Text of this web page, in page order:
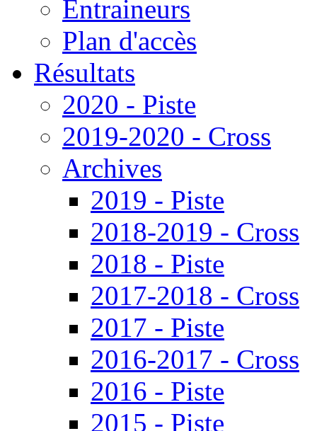
Entraineurs
Plan d'accès
Résultats
2020 - Piste
2019-2020 - Cross
Archives
2019 - Piste
2018-2019 - Cross
2018 - Piste
2017-2018 - Cross
2017 - Piste
2016-2017 - Cross
2016 - Piste
2015 - Piste